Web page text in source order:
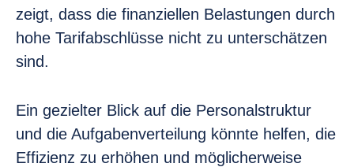
zeigt, dass die finanziellen Belastungen durch
hohe Tarifabschlüsse nicht zu unterschätzen
sind.
Ein gezielter Blick auf die Personalstruktur
und die Aufgabenverteilung könnte helfen, die
Effizienz zu erhöhen und möglicherweise